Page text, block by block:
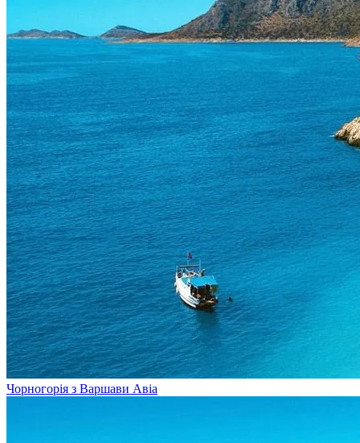
Чорногорія з Варшави Авіа